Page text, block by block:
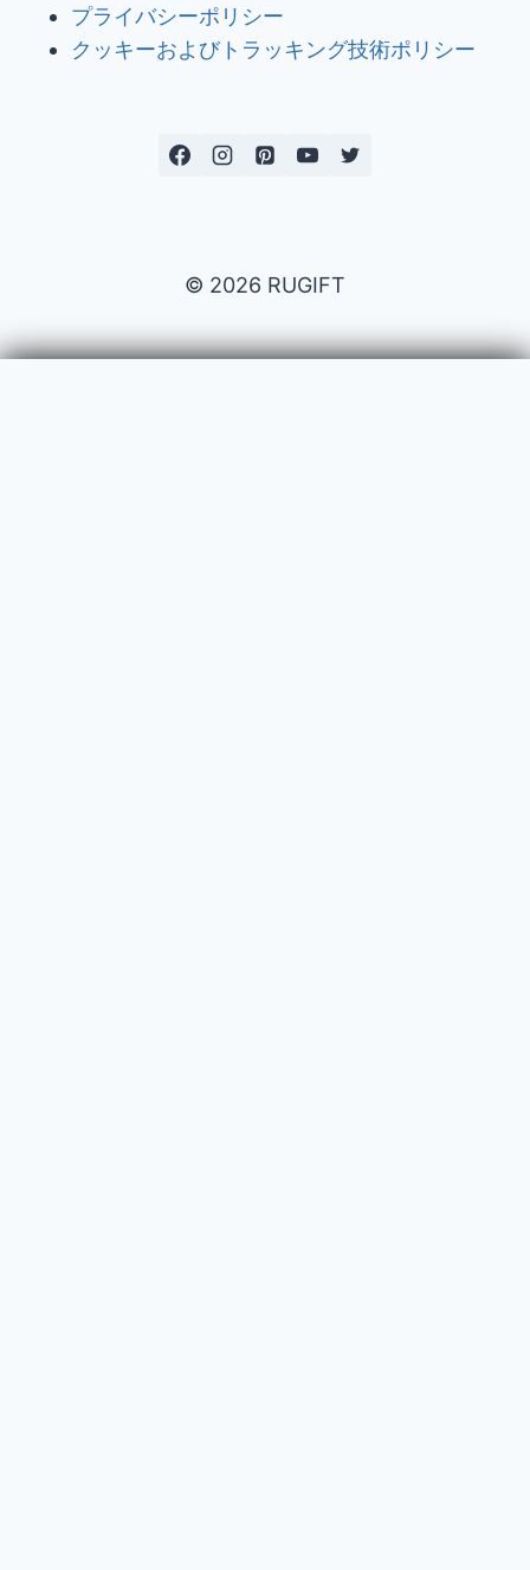
プライバシーポリシー
クッキーおよびトラッキング技術ポリシー
© 2026 RUGIFT